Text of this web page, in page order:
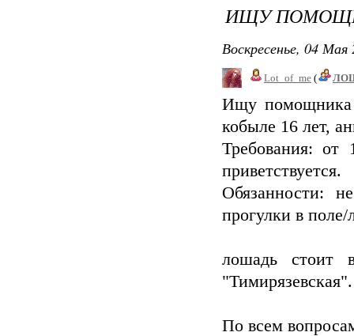
ИЩУ
Воскресенье, 04
Lot_of_me (
Ищу помощника
кобыле 16 лет,
Требования: от
приветствуется.
Обязанности:
прогулки в поле/
лошадь
"Тимирязевская".
По всем